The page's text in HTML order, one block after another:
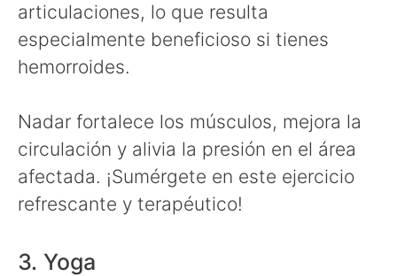
articulaciones, lo que resulta
especialmente beneficioso si tienes
hemorroides.
Nadar fortalece los músculos, mejora la
circulación y alivia la presión en el área
afectada. ¡Sumérgete en este ejercicio
refrescante y terapéutico!
3. Yoga